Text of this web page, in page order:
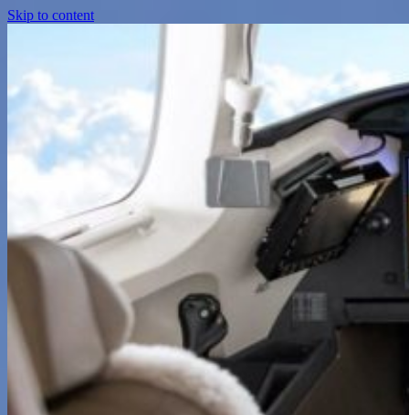
Skip to content